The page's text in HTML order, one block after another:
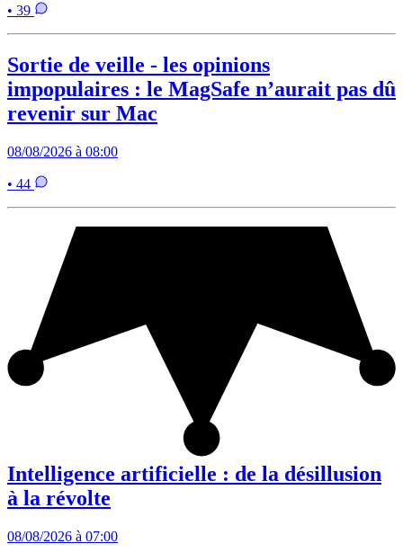
• 39
Sortie de veille - les opinions
impopulaires : le MagSafe n’aurait pas dû
revenir sur Mac
08/08/2026 à 08:00
• 44
Intelligence artificielle : de la désillusion
à la révolte
08/08/2026 à 07:00